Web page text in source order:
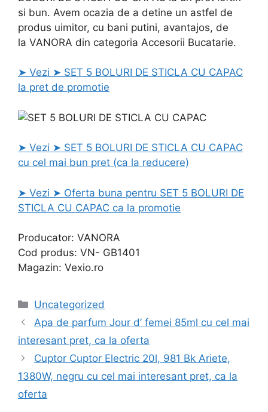
si bun. Avem ocazia de a detine un astfel de
produs uimitor, cu bani putini, avantajos, de
la VANORA din categoria Accesorii Bucatarie.
➤ Vezi ➤ SET 5 BOLURI DE STICLA CU CAPAC
la pret de promotie
➤ Vezi ➤ SET 5 BOLURI DE STICLA CU CAPAC
cu cel mai bun pret (ca la reducere)
➤ Vezi ➤ Oferta buna pentru SET 5 BOLURI DE
STICLA CU CAPAC ca la promotie
Producator: VANORA
Cod produs: VN- GB1401
Magazin: Vexio.ro
Categories
Uncategorized
Apa de parfum Jour d’ femei 85ml cu cel mai
interesant pret, ca la oferta
Cuptor Cuptor Electric 20l, 981 Bk Ariete,
1380W, negru cu cel mai interesant pret, ca la
oferta